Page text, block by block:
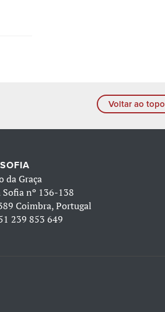
Voltar ao topo
da Graça
Sofia nº 136-138
Coimbra, Portugal
239 853 649